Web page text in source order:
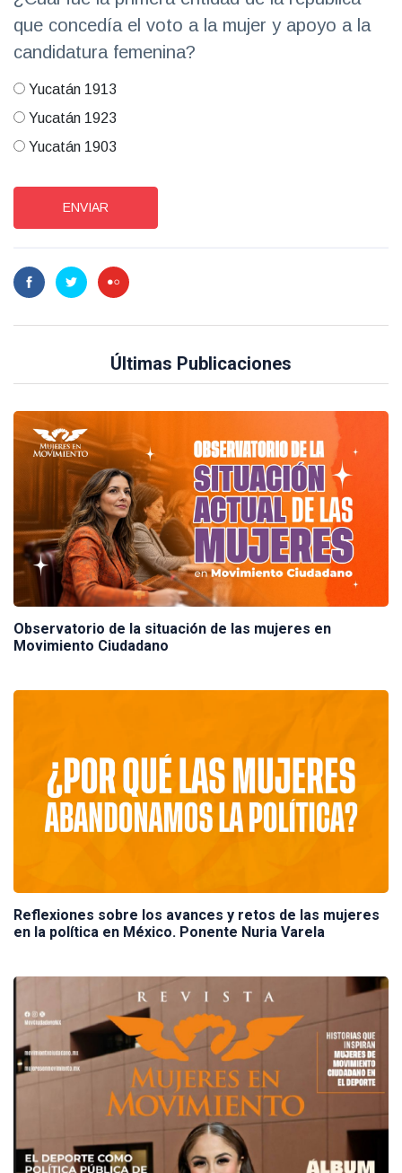
que concedía el voto a la mujer y apoyo a la
candidatura femenina?
Yucatán 1913
Yucatán 1923
Yucatán 1903
ENVIAR
Últimas Publicaciones
Observatorio de la situación de las mujeres en
Movimiento Ciudadano
Reflexiones sobre los avances y retos de las mujeres
en la política en México. Ponente Nuria Varela